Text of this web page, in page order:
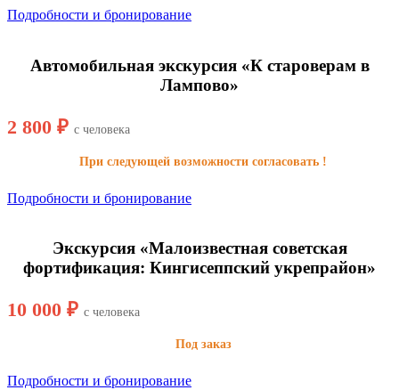
Подробности и бронирование
Автомобильная экскурсия «К староверам в
Лампово»
2 800 ₽ с человека
При следующей возможности согласовать !
Подробности и бронирование
Экскурсия «Малоизвестная советская
фортификация: Кингисеппский укрепрайон»
10 000 ₽ с человека
Под заказ
Подробности и бронирование